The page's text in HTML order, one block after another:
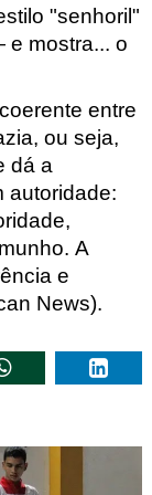
"senhoril"
mostra... o
entre
ou seja,
dá a
autoridade:
A
e
News).